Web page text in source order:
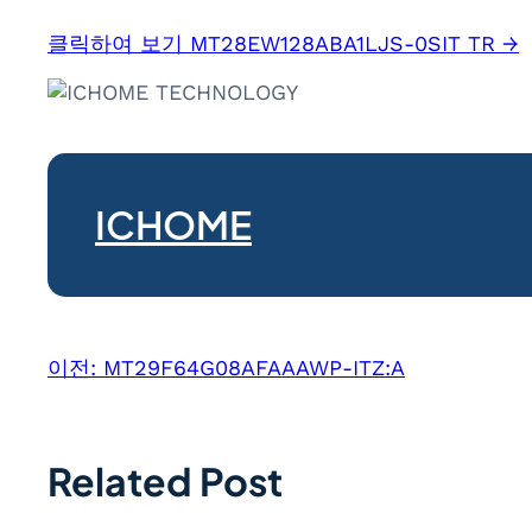
클릭하여 보기 MT28EW128ABA1LJS-0SIT TR →
ICHOME
이전: MT29F64G08AFAAAWP-ITZ:A
Related Post